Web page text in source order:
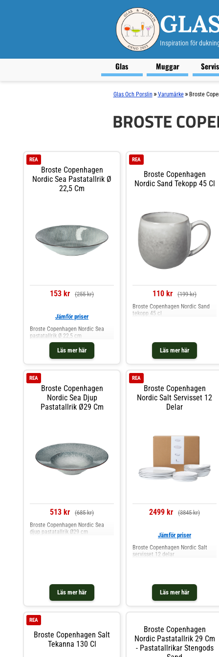
Inspiration för
Glas Muggar
Glas Och Porslin » Varumärke » Broste
BROSTE
Broste Copenhagen
Nordic Sea Pastatallrik Ø
22,5 Cm
REA
153 kr (255 kr)
Läs mer här
Jämför priser
Broste Copenhagen Nordic Sea
pastatallrik Ø 22,5 cm
Broste Copenhagen
Nordic Sand Tekopp 45 Cl
REA
110 kr (199 kr)
Läs mer här
Broste Copenhagen Nordic Sand
tekopp 45 cl
Broste Copenhagen
Nordic Sea Djup
Pastatallrik Ø29 Cm
REA
513 kr (685 kr)
Läs mer här
Broste Copenhagen Nordic Sea
djup pastatallrik Ø29 cm
Broste Copenhagen
Nordic Salt Servisset 12
Delar
REA
2499 kr (3845 kr)
Läs mer här
Jämför priser
Broste Copenhagen Nordic Salt
servisset 12 delar
Broste Copenhagen Salt
Tekanna 130 Cl
REA
Broste Copenhagen
Nordic Pastatallrik 29 Cm
- Pastatallrikar Stengods